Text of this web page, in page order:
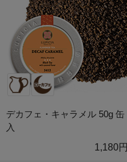
デカフェ・キャラメル 50g 缶
入
1,180円